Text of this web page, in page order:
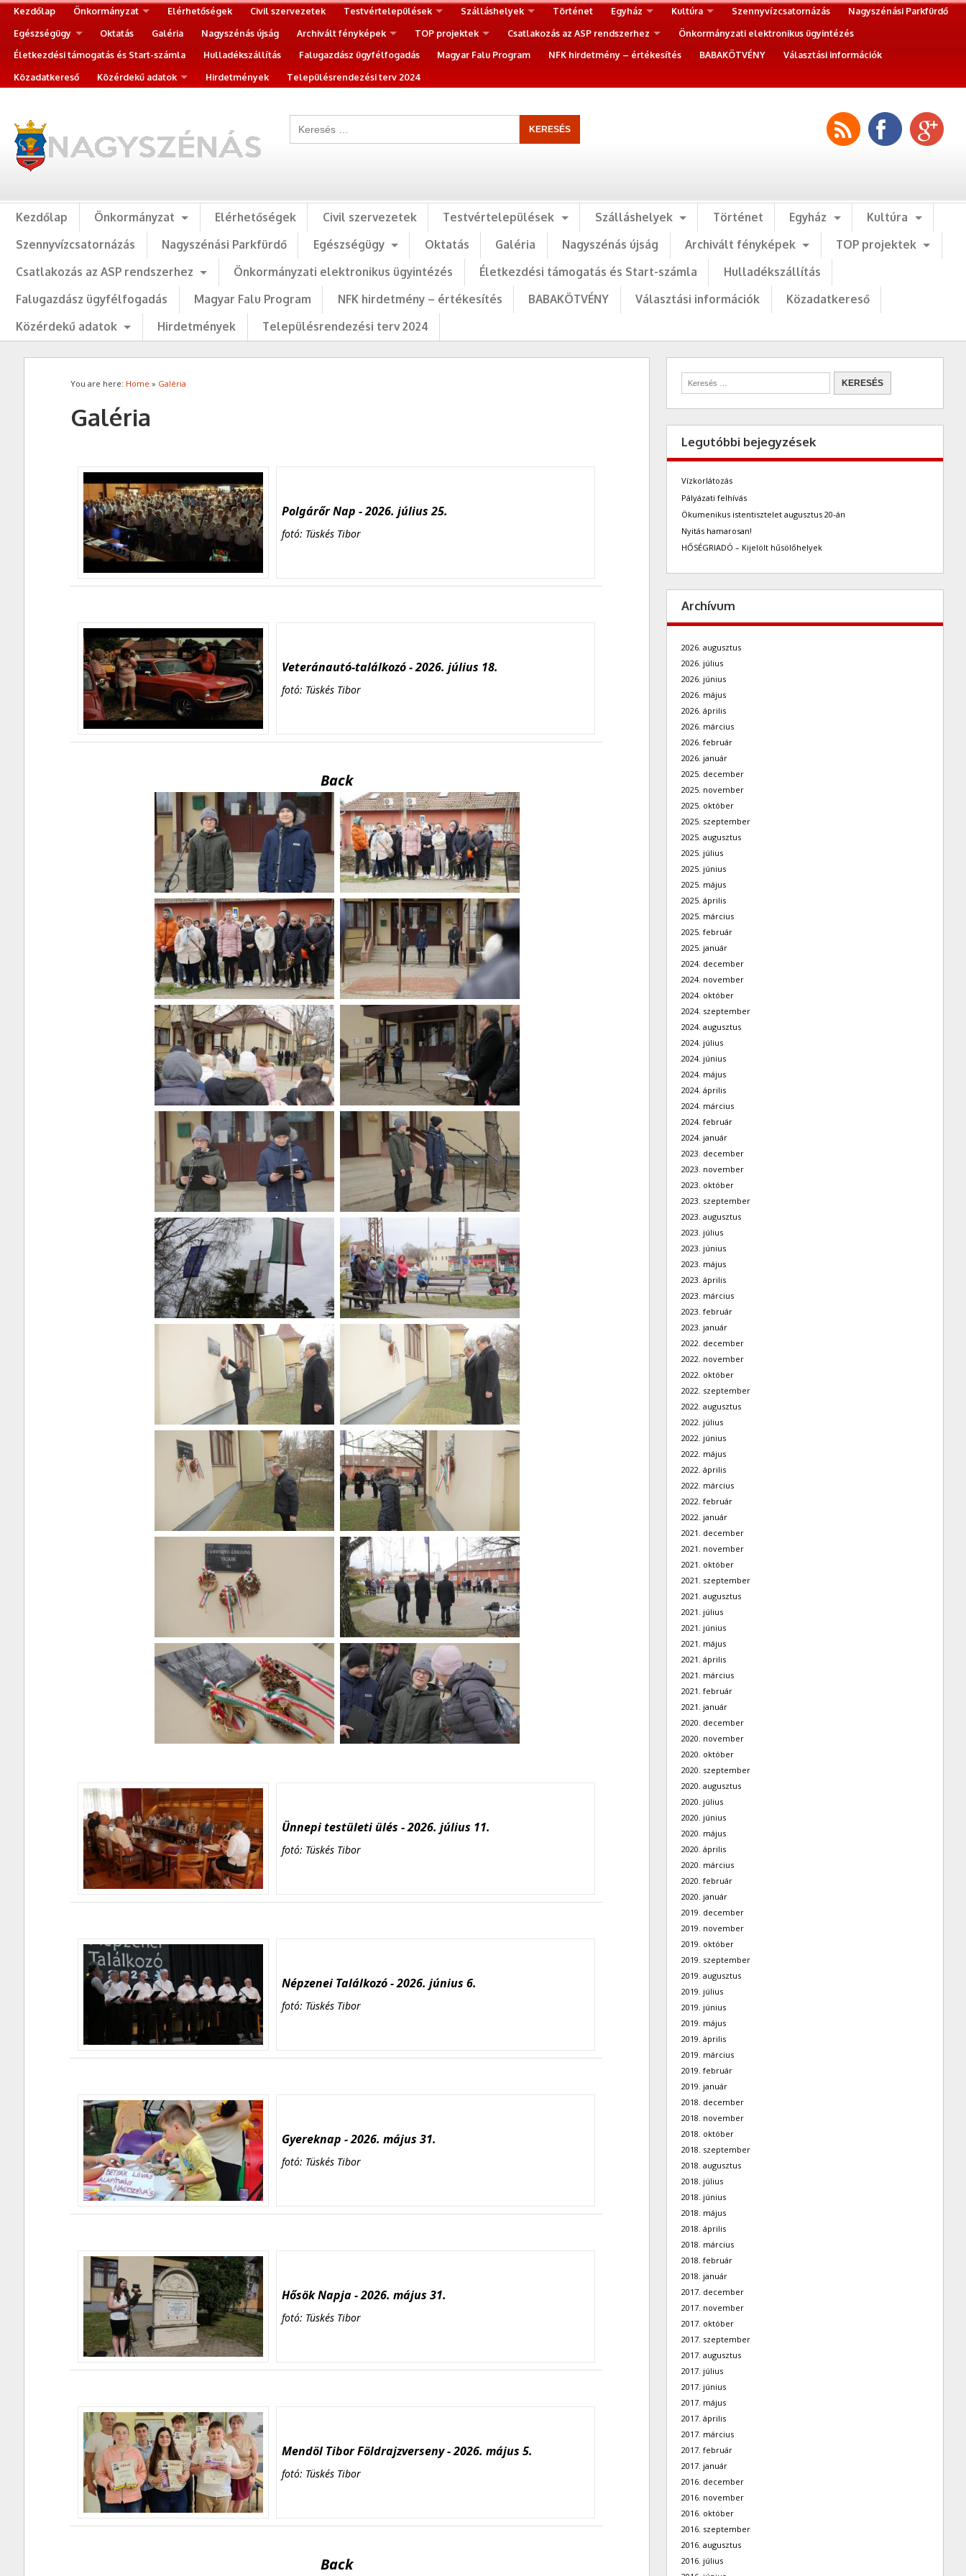
Kezdőlap Önkormányzat Elérhetőségek Civil szervezetek Testvértelepülések Szálláshelyek Történet Egyház Kultúra Szennyvízcsatornázás
Nagyszénási Parkfürdő
Egészségügy
Oktatás Galéria Nagyszénás újság Archivált fényképek TOP projektek Csatlakozás az ASP rendszerhez
Önkormányzati elektronikus ügyintézés
Életkezdési támogatás és Start-számla
Hulladékszállítás Falugazdász ügyfélfogadás Magyar Falu Program NFK hirdetmény – értékesítés BABAKÖTVÉNY
Választási információk
Közadatkereső
Közérdekű adatok Hirdetmények Településrendezési terv 2024
Kezdőlap Önkormányzat Elérhetőségek Civil szervezetek Testvértelepülések Szálláshelyek Történet Egyház
Kultúra
Szennyvízcsatornázás
Nagyszénási Parkfürdő Egészségügy Oktatás Galéria Nagyszénás újság Archivált fényképek
TOP projektek
Csatlakozás az ASP rendszerhez
Önkormányzati elektronikus ügyintézés Életkezdési támogatás és Start-számla
Hulladékszállítás
Falugazdász ügyfélfogadás
Magyar Falu Program NFK hirdetmény – értékesítés BABAKÖTVÉNY Választási információk
Közadatkereső
Közérdekű adatok
Hirdetmények Településrendezési terv 2024
You are here: Home » Galéria
Galéria
Polgárőr Nap - 2026. július 25.
fotó: Tüskés Tibor
Veteránautó-találkozó - 2026. július 18.
fotó: Tüskés Tibor
Back
Ünnepi testületi ülés - 2026. július 11.
fotó: Tüskés Tibor
Népzenei Találkozó - 2026. június 6.
fotó: Tüskés Tibor
Gyereknap - 2026. május 31.
fotó: Tüskés Tibor
Hősök Napja - 2026. május 31.
fotó: Tüskés Tibor
Mendöl Tibor Földrajzverseny - 2026. május 5.
fotó: Tüskés Tibor
Back
Legutóbbi bejegyzések
Vízkorlátozás
Pályázati felhívás
Ökumenikus istentisztelet augusztus 20-án
Nyitás hamarosan!
HŐSÉGRIADÓ – Kijelölt hűsölőhelyek
Archívum
2026. augusztus
2026. július
2026. június
2026. május
2026. április
2026. március
2026. február
2026. január
2025. december
2025. november
2025. október
2025. szeptember
2025. augusztus
2025. július
2025. június
2025. május
2025. április
2025. március
2025. február
2025. január
2024. december
2024. november
2024. október
2024. szeptember
2024. augusztus
2024. július
2024. június
2024. május
2024. április
2024. március
2024. február
2024. január
2023. december
2023. november
2023. október
2023. szeptember
2023. augusztus
2023. július
2023. június
2023. május
2023. április
2023. március
2023. február
2023. január
2022. december
2022. november
2022. október
2022. szeptember
2022. augusztus
2022. július
2022. június
2022. május
2022. április
2022. március
2022. február
2022. január
2021. december
2021. november
2021. október
2021. szeptember
2021. augusztus
2021. július
2021. június
2021. május
2021. április
2021. március
2021. február
2021. január
2020. december
2020. november
2020. október
2020. szeptember
2020. augusztus
2020. július
2020. június
2020. május
2020. április
2020. március
2020. február
2020. január
2019. december
2019. november
2019. október
2019. szeptember
2019. augusztus
2019. július
2019. június
2019. május
2019. április
2019. március
2019. február
2019. január
2018. december
2018. november
2018. október
2018. szeptember
2018. augusztus
2018. július
2018. június
2018. május
2018. április
2018. március
2018. február
2018. január
2017. december
2017. november
2017. október
2017. szeptember
2017. augusztus
2017. július
2017. június
2017. május
2017. április
2017. március
2017. február
2017. január
2016. december
2016. november
2016. október
2016. szeptember
2016. augusztus
2016. július